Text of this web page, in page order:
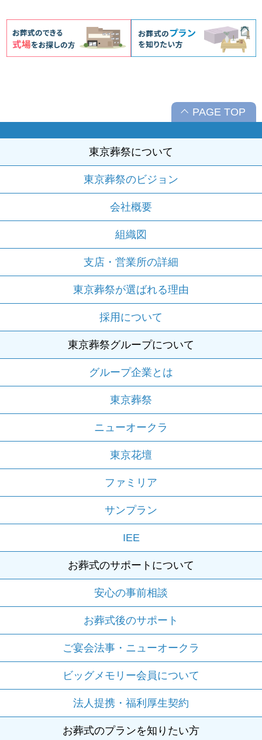
PAGE TOP
東京葬祭について
東京葬祭のビジョン
会社概要
組織図
支店・営業所の詳細
東京葬祭が選ばれる理由
採用について
東京葬祭グループについて
グループ企業とは
東京葬祭
ニューオークラ
東京花壇
ファミリア
サンプラン
IEE
お葬式のサポートについて
安心の事前相談
お葬式後のサポート
ご宴会法事・ニューオークラ
ビッグメモリー会員について
法人提携・福利厚生契約
お葬式のプランを知りたい方